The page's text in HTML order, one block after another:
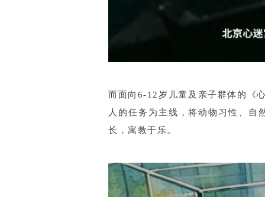
而面向6-12岁儿童及亲子群体的《
人的任务为主线，将动物习性、自
长，寓教于乐。